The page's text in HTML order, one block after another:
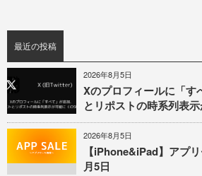
最近の投稿
2026年8月5日
Xのプロフィールに「す
とリポストの時系列表示
2026年8月5日
【iPhone&iPad】アプ
月5日